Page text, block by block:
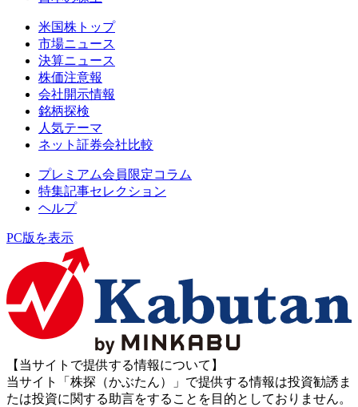
米国株トップ
市場ニュース
決算ニュース
株価注意報
会社開示情報
銘柄探検
人気テーマ
ネット証券会社比較
プレミアム会員限定コラム
特集記事セレクション
ヘルプ
PC版を表示
【当サイトで提供する情報について】
当サイト「株探（かぶたん）」で提供する情報は投資勧誘ま
たは投資に関する助言をすることを目的としておりません。